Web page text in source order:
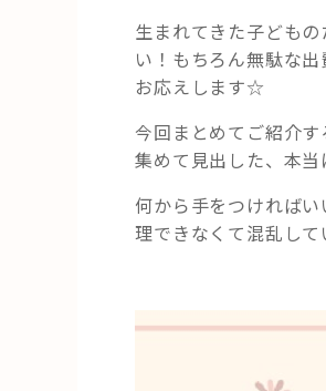
産
準
備
品
リ
ス
ト”
の
生まれてきた子ども
い！もちろん無駄な
お応えします☆
今回まとめてご紹介
集めて見出した、本当
何から手をつければ
理できなくて混乱し